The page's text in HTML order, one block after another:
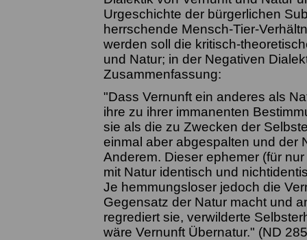
Urgeschichte der bürgerlichen
herrschende Mensch-Tier-
werden soll die kritisch-
und Natur; in der Negativen
Zusammenfassung:
"Dass Vernunft ein anderes als
ihre zu ihrer immanenten
sie als die zu Zwecken der
einmal aber abgespalten und der
Anderem. Dieser ephemer (für
mit Natur identisch und
Je hemmungsloser jedoch die
Gegensatz der Natur macht und
regrediert sie, verwilderte
wäre Vernunft Übernatur." (ND